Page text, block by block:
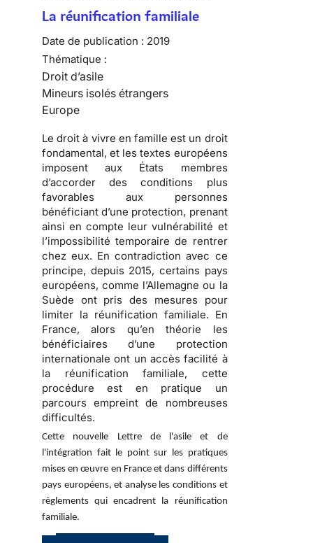
La réunification familiale
Date de publication : 2019
Thématique :
Droit d’asile
Mineurs isolés étrangers
Europe
Le droit à vivre en famille est un droit
fondamental, et les textes européens
imposent aux États membres
d’accorder des conditions plus
favorables aux personnes
bénéficiant d’une protection, prenant
ainsi en compte leur vulnérabilité et
l’impossibilité temporaire de rentrer
chez eux. En contradiction avec ce
principe, depuis 2015, certains pays
européens, comme l’Allemagne ou la
Suède ont pris des mesures pour
limiter la réunification familiale. En
France, alors qu’en théorie les
bénéficiaires d’une protection
internationale ont un accès facilité à
la réunification familiale, cette
procédure est en pratique un
parcours empreint de nombreuses
difficultés.
Cette nouvelle Lettre de l'asile et de
l'intégration fait le point sur les pratiques
mises en œuvre en France et dans différents
pays européens, et analyse les conditions et
règlements qui encadrent la réunification
familiale.